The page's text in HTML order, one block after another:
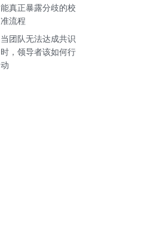
能真正暴露分歧的校
准流程
当团队无法达成共识
时，领导者该如何行
动